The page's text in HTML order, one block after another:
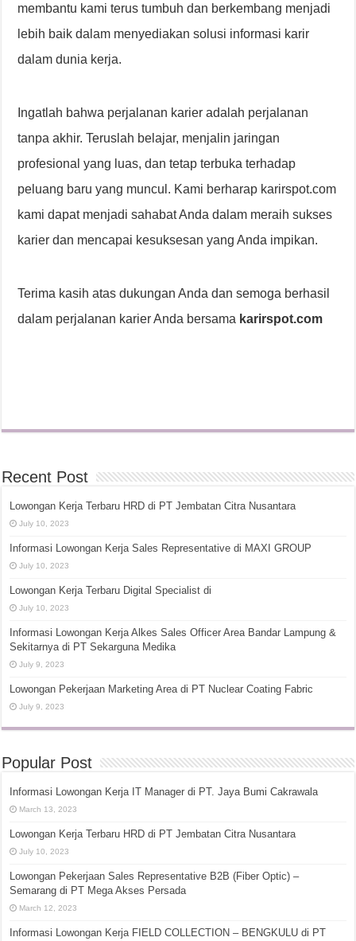
membantu kami terus tumbuh dan berkembang menjadi
lebih baik dalam menyediakan solusi informasi karir
dalam dunia kerja.
Ingatlah bahwa perjalanan karier adalah perjalanan
tanpa akhir. Teruslah belajar, menjalin jaringan
profesional yang luas, dan tetap terbuka terhadap
peluang baru yang muncul. Kami berharap karirspot.com
kami dapat menjadi sahabat Anda dalam meraih sukses
karier dan mencapai kesuksesan yang Anda impikan.
Terima kasih atas dukungan Anda dan semoga berhasil
dalam perjalanan karier Anda bersama karirspot.com
Recent Post
Lowongan Kerja Terbaru HRD di PT Jembatan Citra Nusantara
July 10, 2023
Informasi Lowongan Kerja Sales Representative di MAXI GROUP
July 10, 2023
Lowongan Kerja Terbaru Digital Specialist di
July 10, 2023
Informasi Lowongan Kerja Alkes Sales Officer Area Bandar Lampung &
Sekitarnya di PT Sekarguna Medika
July 9, 2023
Lowongan Pekerjaan Marketing Area di PT Nuclear Coating Fabric
July 9, 2023
Popular Post
Informasi Lowongan Kerja IT Manager di PT. Jaya Bumi Cakrawala
March 13, 2023
Lowongan Kerja Terbaru HRD di PT Jembatan Citra Nusantara
July 10, 2023
Lowongan Pekerjaan Sales Representative B2B (Fiber Optic) –
Semarang di PT Mega Akses Persada
March 12, 2023
Informasi Lowongan Kerja FIELD COLLECTION – BENGKULU di PT